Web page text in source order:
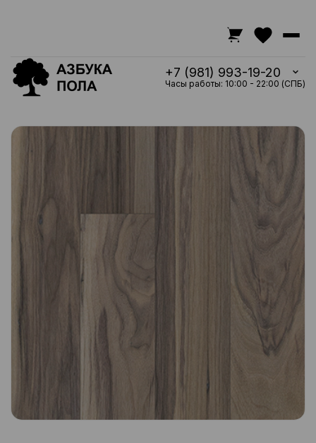
+7 (981) 993-19-20
Часы работы: 10:00 - 22:00 (СПБ)